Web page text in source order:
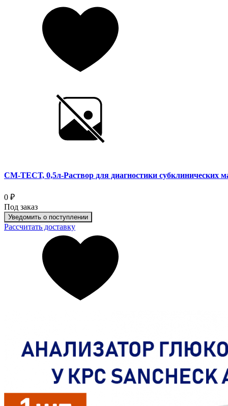
СМ-ТЕСТ, 0,5л-Раствор для диагностики субклинических
0 ₽
Под заказ
Уведомить о поступлении
Рассчитать доставку